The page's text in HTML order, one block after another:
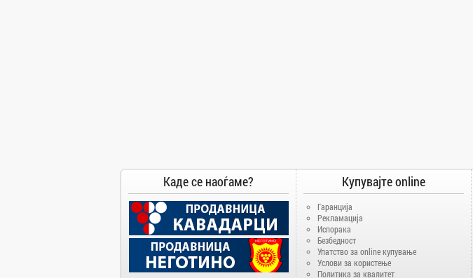
BenQ
Blackview
Bosch
Broadlink
Brother
Каде се наоѓаме? Купувајте online
Гаранција
Рекламација
Испорака
Безбедност
Упатство за online купување
Услови за користење
Политика за квалитет